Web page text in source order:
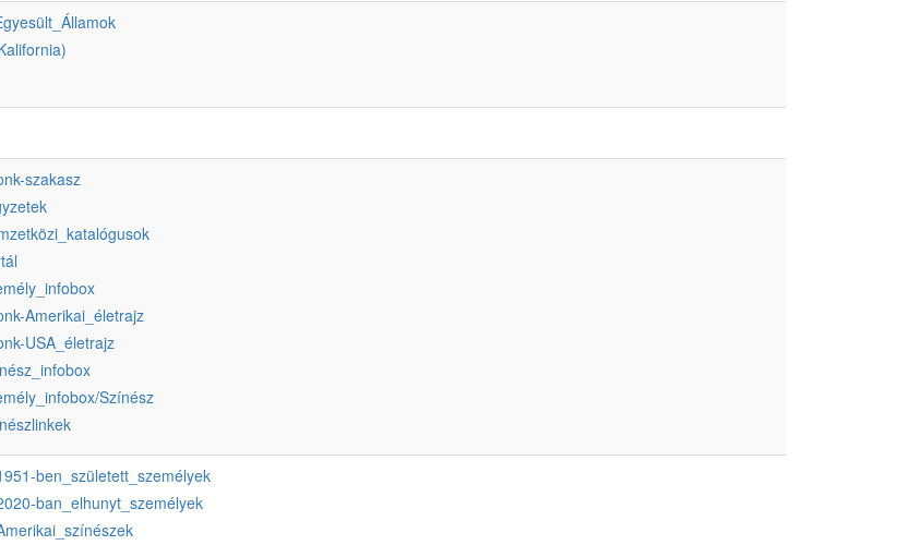
szakasz
Amerikai_életrajz
USA_életrajz
Színész
ben_született_személyek
ban_elhunyt_személyek